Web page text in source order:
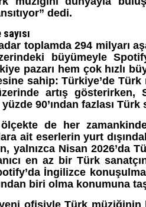
dedi.
toplamda 294 milyarı
büyümeyle
pazarı hem çok hızlı
sahip: Türkiye’de
artış
90’ından fazlası Türk
de her
ait eserlerin yurt
yalnızca Nisan 2026’da
en az bir Türk
İngilizce
biri olma konumuna
ofisiyle Türk müziğinin